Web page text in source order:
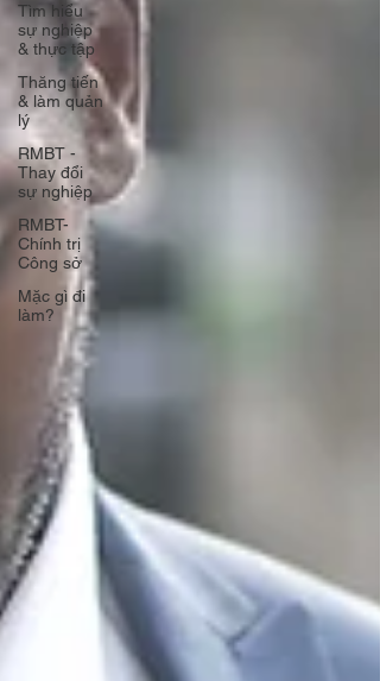
Tìm hiểu
sự nghiệp
& thực tập
Thăng tiến
& làm quản
lý
RMBT -
Thay đổi
sự nghiệp
RMBT-
Chính trị
Công sở
Mặc gì đi
làm?